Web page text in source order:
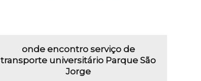
onde encontro serviço de
transporte universitário Parque São
Jorge